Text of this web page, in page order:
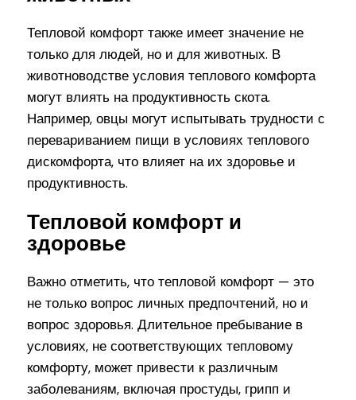
Тепловой комфорт также имеет значение не
только для людей, но и для животных. В
животноводстве условия теплового комфорта
могут влиять на продуктивность скота.
Например, овцы могут испытывать трудности с
перевариванием пищи в условиях теплового
дискомфорта, что влияет на их здоровье и
продуктивность.
Тепловой комфорт и
здоровье
Важно отметить, что тепловой комфорт — это
не только вопрос личных предпочтений, но и
вопрос здоровья. Длительное пребывание в
условиях, не соответствующих тепловому
комфорту, может привести к различным
заболеваниям, включая простуды, грипп и